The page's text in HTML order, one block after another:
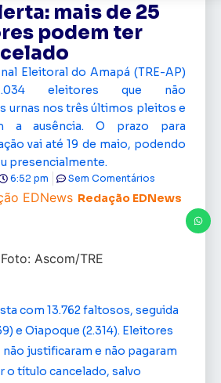
mais de 25
podem ter
Eleitoral do Amapá (TRE-AP)
eleitores que não
urnas nos três últimos pleitos e
a ausência. O prazo para
vai até 19 de maio, podendo
presencialmente.
Redação EDNews
6:52 pm Sem Comentários
com 13.762 faltosos, seguida
e Oiapoque (2.314). Eleitores
justificaram e não pagaram
o título cancelado, salvo